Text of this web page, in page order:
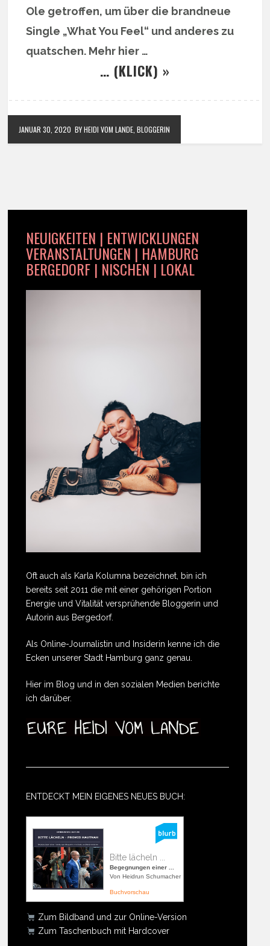
Ole getroffen, um über die brandneue
Single „What You Feel“ und anderes zu
quatschen. Mehr hier …
… (KLICK) »
JANUAR 30, 2020 BY HEIDI VOM LANDE, BLOGGERIN
NEUIGKEITEN | ENTWICKLUNGEN
VERANSTALTUNGEN | HAMBURG
BERGEDORF | NISCHEN | LOKAL
Oft auch als Karla Kolumna bezeichnet, bin ich
bereits seit 2011 die mit einer gehörigen Portion
Energie und Vitalität versprühende Bloggerin und
Autorin aus Bergedorf.
Als Online-Journalistin und Insiderin kenne ich die
Ecken unserer Stadt Hamburg ganz genau.
Hier im Blog und in den sozialen Medien berichte
ich darüber.
ENTDECKT MEIN EIGENES NEUES BUCH:
Bitte lächeln ...
Begegnungen einer ...
Von Heidrun Schumacher
Buchvorschau
Zum Bildband und zur Online-Version
Zum Taschenbuch mit Hardcover